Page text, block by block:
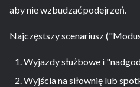
aby nie wzbudzać podejrzeń.
Najczęstszy scenariusz
Wyjazdy służbowe i
Wyjścia na siłownię lub